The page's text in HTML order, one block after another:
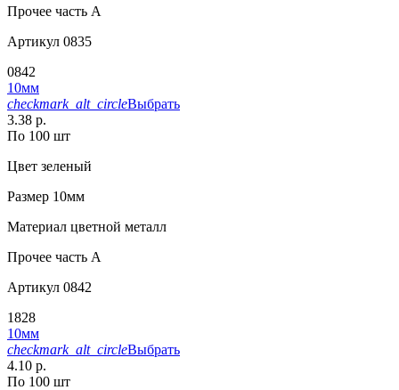
Прочее часть A
Артикул 0835
0842
10мм
checkmark_alt_circleВыбрать
3.38 р.
По 100 шт
Цвет зеленый
Размер 10мм
Материал цветной металл
Прочее часть A
Артикул 0842
1828
10мм
checkmark_alt_circleВыбрать
4.10 р.
По 100 шт